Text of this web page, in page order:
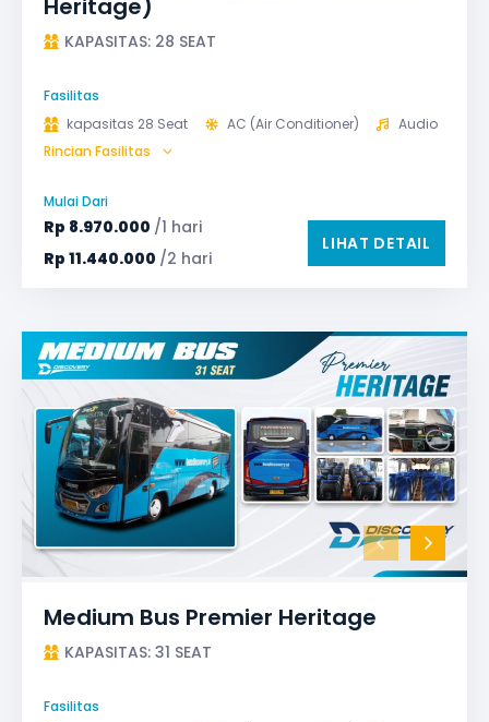
Heritage)
KAPASITAS: 28 SEAT
Fasilitas
kapasitas 28 Seat
AC (Air Conditioner)
Audio
Bagasi
GPS
Safety Tools (P3K, Windows Breaker, dll)
TV LED & Android System
Water Dispenser
Rincian Fasilitas
Mulai Dari
Rp 8.970.000 /1 hari
Rp 11.440.000 /2 hari
LIHAT DETAIL
Medium Bus Premier Heritage
KAPASITAS: 31 SEAT
Fasilitas